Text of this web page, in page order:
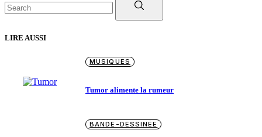
for:
LIRE AUSSI
MUSIQUES
Tumor alimente la rumeur
BANDE-DESSINÉE